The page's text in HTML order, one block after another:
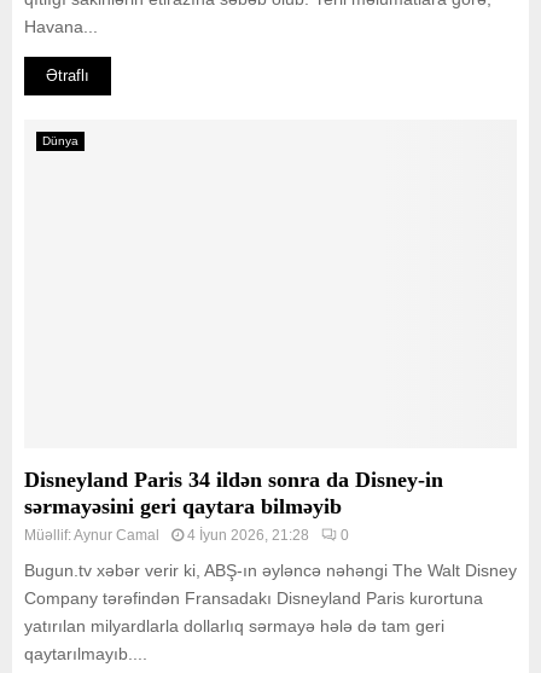
Havana...
Ətraflı
Dünya
Disneyland Paris 34 ildən sonra da Disney-in
sərmayəsini geri qaytara bilməyib
Müəllif:Aynur Camal 4 İyun 2026, 21:28 0
Bugun.tv xəbər verir ki, ABŞ-ın əyləncə nəhəngi The Walt Disney
Company tərəfindən Fransadakı Disneyland Paris kurortuna
yatırılan milyardlarla dollarlıq sərmayə hələ də tam geri
qaytarılmayıb....